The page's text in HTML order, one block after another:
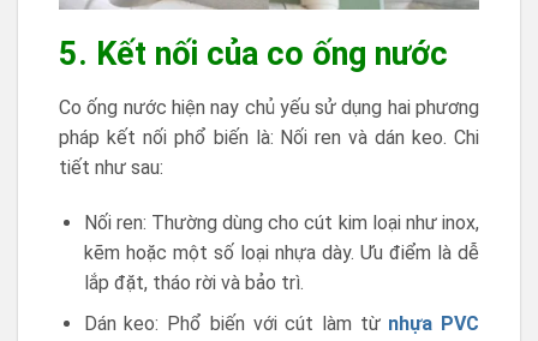
5. Kết nối của co ống nước
Co ống nước hiện nay chủ yếu sử dụng hai phương
pháp kết nối phổ biến là: Nối ren và dán keo. Chi
tiết như sau:
Nối ren: Thường dùng cho cút kim loại như inox,
kẽm hoặc một số loại nhựa dày. Ưu điểm là dễ
lắp đặt, tháo rời và bảo trì.
Dán keo: Phổ biến với cút làm từ nhựa PVC